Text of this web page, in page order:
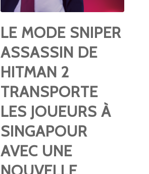
LE MODE SNIPER
ASSASSIN DE
HITMAN 2
TRANSPORTE
LES JOUEURS À
SINGAPOUR
AVEC UNE